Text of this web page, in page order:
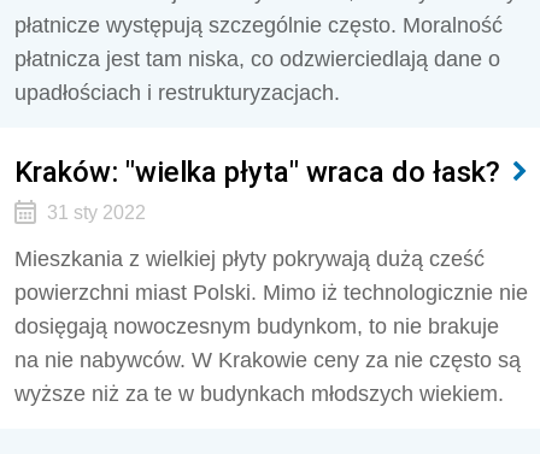
płatnicze występują szczególnie często. Moralność
płatnicza jest tam niska, co odzwierciedlają dane o
upadłościach i restrukturyzacjach.
Kraków: "wielka płyta" wraca do łask?
31 sty 2022
Mieszkania z wielkiej płyty pokrywają dużą cześć
powierzchni miast Polski. Mimo iż technologicznie nie
dosięgają nowoczesnym budynkom, to nie brakuje
na nie nabywców. W Krakowie ceny za nie często są
wyższe niż za te w budynkach młodszych wiekiem.